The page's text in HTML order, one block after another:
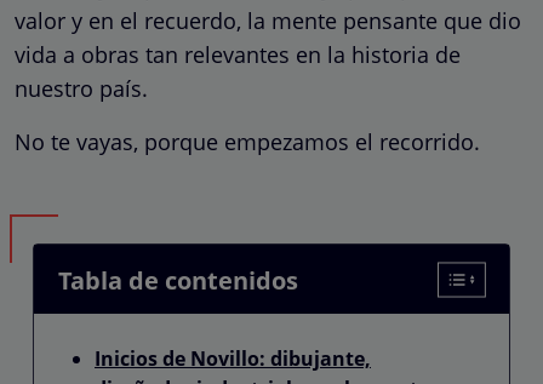
valor y en el recuerdo, la mente pensante que dio
vida a obras tan relevantes en la historia de
nuestro país.
No te vayas, porque empezamos el recorrido.
Tabla de contenidos
Inicios de Novillo: dibujante,